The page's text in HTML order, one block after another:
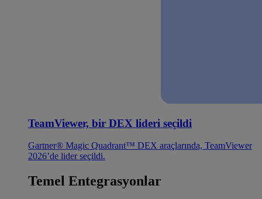
TeamViewer, bir DEX lideri seçildi
Gartner® Magic Quadrant™ DEX araçlarında, TeamViewer
2026’de lider seçildi.
Temel Entegrasyonlar